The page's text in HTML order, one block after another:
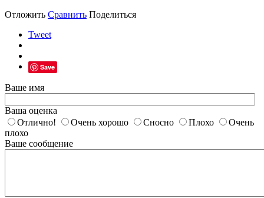
Отложить Сравнить Поделиться
Tweet
Save
Ваше имя
Ваша оценка
Отлично!
Очень хорошо Сносно Плохо
Очень
плохо
Ваше сообщение